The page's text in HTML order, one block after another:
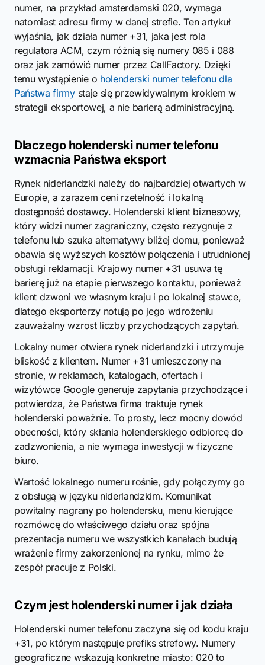
numer, na przykład amsterdamski 020, wymaga
natomiast adresu firmy w danej strefie. Ten artykuł
wyjaśnia, jak działa numer +31, jaka jest rola
regulatora ACM, czym różnią się numery 085 i 088
oraz jak zamówić numer przez CallFactory. Dzięki
temu wystąpienie o holenderski numer telefonu dla
Państwa firmystaje się przewidywalnym krokiem w
strategii eksportowej, a nie barierą administracyjną.
Dlaczego holenderski numer telefonu
wzmacnia Państwa eksport
Rynek niderlandzki należy do najbardziej otwartych w
Europie, a zarazem ceni rzetelność i lokalną
dostępność dostawcy. Holenderski klient biznesowy,
który widzi numer zagraniczny, często rezygnuje z
telefonu lub szuka alternatywy bliżej domu, ponieważ
obawia się wyższych kosztów połączenia i utrudnionej
obsługi reklamacji. Krajowy numer +31 usuwa tę
barierę już na etapie pierwszego kontaktu, ponieważ
klient dzwoni we własnym kraju i po lokalnej stawce,
dlatego eksporterzy notują po jego wdrożeniu
zauważalny wzrost liczby przychodzących zapytań.
Lokalny numer otwiera rynek niderlandzki i utrzymuje
bliskość z klientem. Numer +31 umieszczony na
stronie, w reklamach, katalogach, ofertach i
wizytówce Google generuje zapytania przychodzące i
potwierdza, że Państwa firma traktuje rynek
holenderski poważnie. To prosty, lecz mocny dowód
obecności, który skłania holenderskiego odbiorcę do
zadzwonienia, a nie wymaga inwestycji w fizyczne
biuro.
Wartość lokalnego numeru rośnie, gdy połączymy go
z obsługą w języku niderlandzkim. Komunikat
powitalny nagrany po holendersku, menu kierujące
rozmówcę do właściwego działu oraz spójna
prezentacja numeru we wszystkich kanałach budują
wrażenie firmy zakorzenionej na rynku, mimo że
zespół pracuje z Polski.
Czym jest holenderski numer i jak działa
Holenderski numer telefonu zaczyna się od kodu kraju
+31, po którym następuje prefiks strefowy. Numery
geograficzne wskazują konkretne miasto: 020 to